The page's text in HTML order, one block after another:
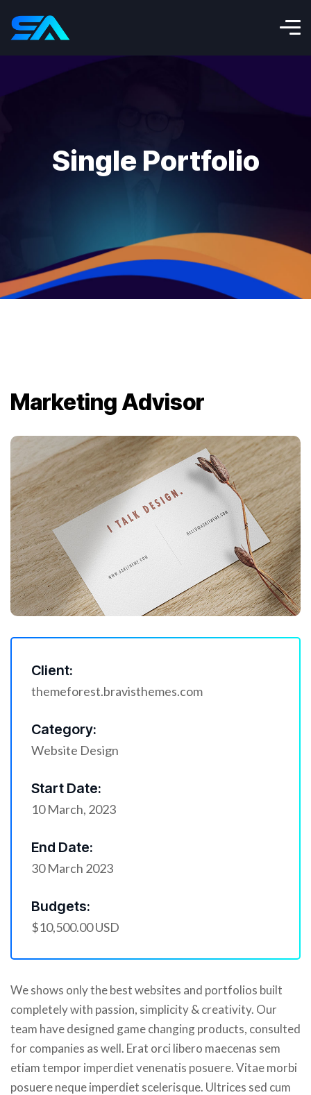
Single Portfolio
Marketing Advisor
Client:
themeforest.bravisthemes.com
Category:
Website Design
Start Date:
10 March, 2023
End Date:
30 March 2023
Budgets:
$10,500.00 USD
We shows only the best websites and portfolios built
completely with passion, simplicity & creativity. Our
team have designed game changing products, consulted
for companies as well. Erat orci libero maecenas sem
etiam tempor imperdiet venenatis posuere. Vitae morbi
posuere neque imperdiet scelerisque. Ultrices sed cum